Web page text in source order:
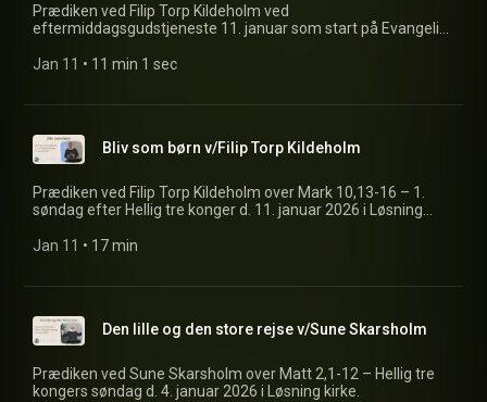
Prædiken ved Filip Torp Kildeholm ved
eftermiddagsgudstjeneste 11. januar som start på Evangelisk
Herren, for han er god, hans trofasthed varer til evig tid"
Jan 11 • 11 min 1 sec
Bliv som børn v/Filip Torp Kildeholm
Prædiken ved Filip Torp Kildeholm over Mark 10,13-16 – 1.
søndag efter Hellig tre konger d. 11. januar 2026 i Løsning
Jan 11 • 17 min
Den lille og den store rejse v/Sune Skarsholm
Prædiken ved Sune Skarsholm over Matt 2,1-12 – Hellig tre
kongers søndag d. 4. januar 2026 i Løsning kirke.